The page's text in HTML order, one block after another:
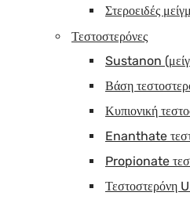
Στεροειδές
Τεστοστερόνες
Sustanon
Βάση
Κυπιονική
Enanthate
Propionate
Τεστοστερόνη